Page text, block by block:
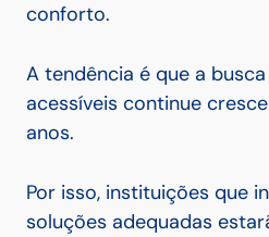
conforto.
A tendência é que a
acessíveis continue
anos.
Por isso, instituições que
soluções adequadas